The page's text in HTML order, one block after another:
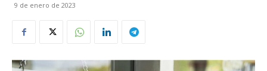
9 de enero de 2023